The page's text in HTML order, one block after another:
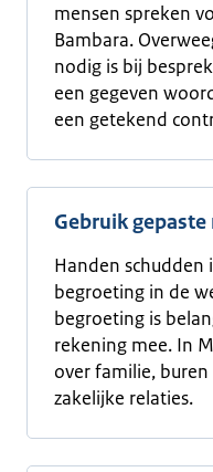
mensen spreken
Bambara.
nodig is bij
een gegeven
een getekend
Gebruik
Handen schudden
begroeting in de
begroeting is
rekening mee. In
over familie,
zakelijke relaties.